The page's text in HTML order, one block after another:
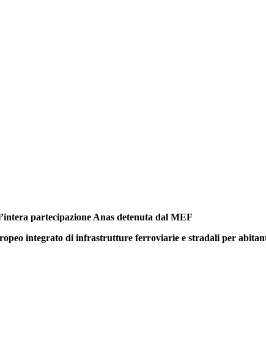
partecipazione Anas detenuta dal MEF
integrato di infrastrutture ferroviarie e stradali per